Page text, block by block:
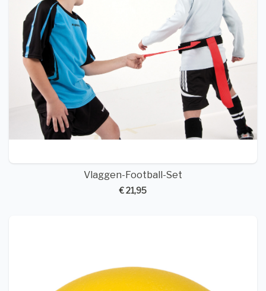
Vlaggen-Football-Set
€ 21,95